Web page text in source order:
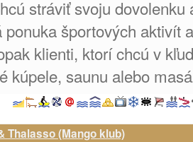
stráviť svoju
športových aktivít
klienti, ktorí chcú v
kúpele, saunu alebo
Thalasso (Mango klub)